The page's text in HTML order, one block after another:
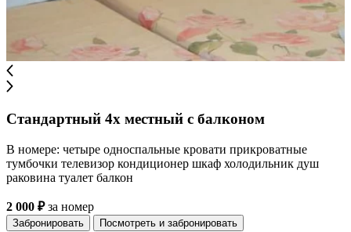
Стандартный 4х местный с балконом
В номере: четыре односпальные кровати прикроватные
тумбочки телевизор кондиционер шкаф холодильник душ
раковина туалет балкон
2 000 ₽за номер
Забронировать Посмотреть и забронировать